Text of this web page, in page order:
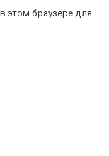
этом браузере для